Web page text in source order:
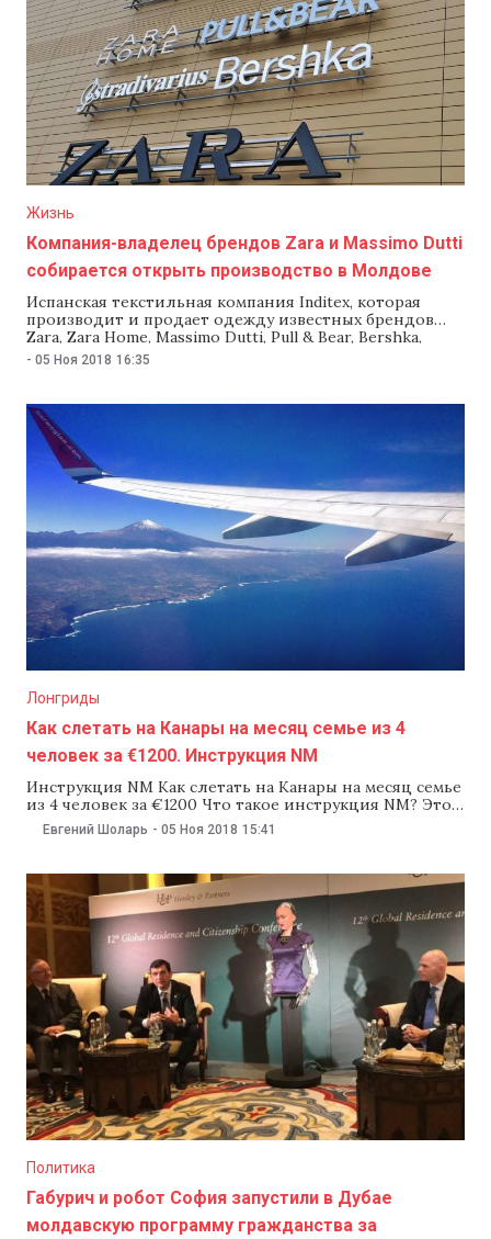
Жизнь
Компания-владелец брендов Zara и Massimo Dutti
собирается открыть производство в Молдове
Испанская текстильная компания Inditex, которая
производит и продает одежду известных брендов
Zara, Zara Home, Massimo Dutti, Pull & Bear, Bershka,
Oysho, Uterque, Lefties
разговоре с послом Молдовы в Испании Виолеттой
Агричи заявил директор по вопросам расширения
компании Inditex Альберто Варга Гарсия, сообщает
пресс-служба министерства иностранных дел
и европейской интеграции (МИДЕИ).
- 05 Ноя 2018 16:35
Лонгриды
Как слетать на Канары на месяц семье из 4
человек за €1200. Инструкция NM
Инструкция NM Как слетать на Канары на месяц семье
из 4 человек за €1200 Что такое инструкция NM? Это
новая рубрика, в которой мы будем не просто давать
абстрактные советы — например, как искать
но делиться каким-то интересным опытом. Мы
расскажем все по шагам
Евгений Шоларь - 05 Ноя 2018 15:41
Политика
Габурич и робот София запустили в Дубае
молдавскую программу гражданства за